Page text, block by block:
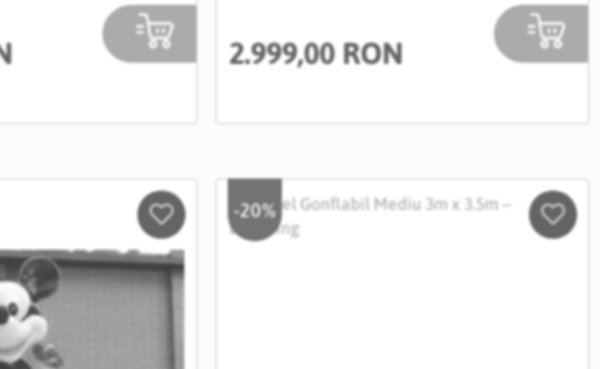
2.999,00 RON
Salveaza
in
-20%